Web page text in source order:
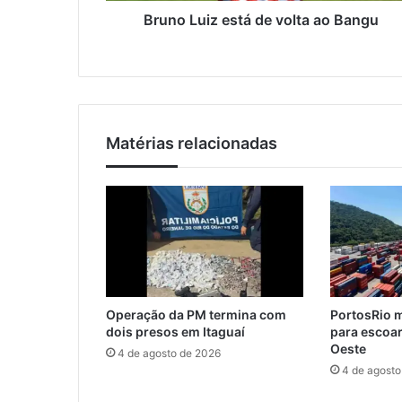
o
m
l
á
o
l
t
n
g
u
Bruno Luiz está de volta ao Bangu
Matérias relacionadas
Operação da PM termina com
dois presos em Itaguaí
4 de agosto de 2026
PortosRio
para
Oeste
4 de